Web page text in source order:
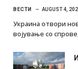
ВЕСТИ AUGUST 4,
Украина отвори
војување со